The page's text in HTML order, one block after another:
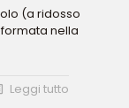
(a ridosso
nella
Leggi tutto